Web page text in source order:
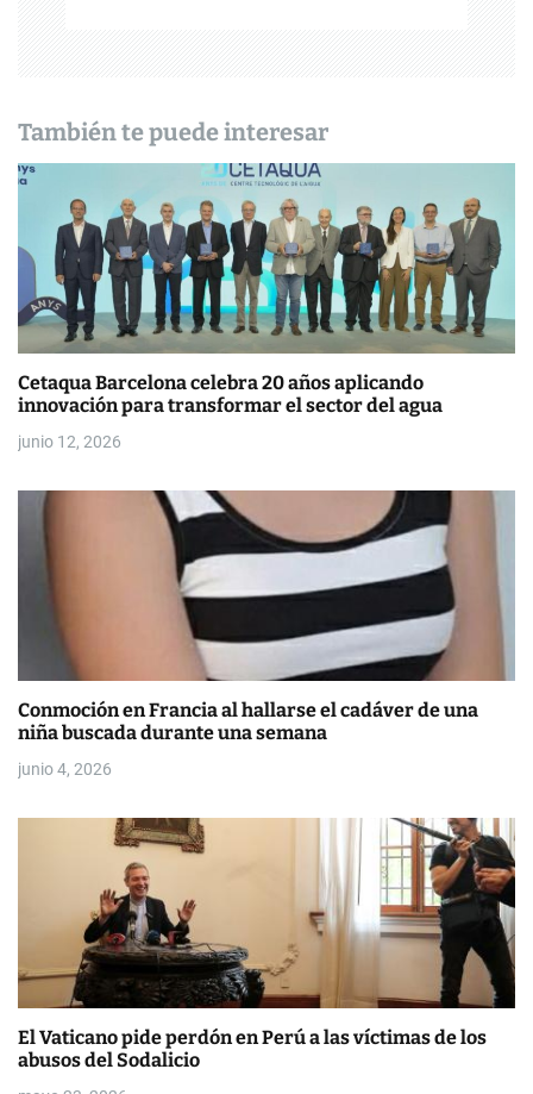
d
e
n
t
r
a
d
a
También te puede interesar
Cetaqua Barcelona celebra 20 años aplicando
innovación para transformar el sector del agua
junio 12, 2026
Conmoción en Francia al hallarse el cadáver de una
niña buscada durante una semana
junio 4, 2026
El Vaticano pide perdón en Perú a las víctimas de los
abusos del Sodalicio